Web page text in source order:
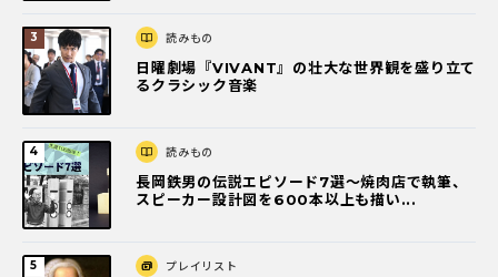
読みもの
日曜劇場『VIVANT』の壮大な世界観を盛り立て
るクラシック音楽
読みもの
長岡鉄男の伝説エピソード7選〜焼肉店で執筆、
スピーカー設計図を600本以上も描い...
プレイリスト